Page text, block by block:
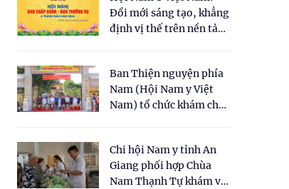
Đổi mới sáng tạo, khẳng
định vị thế trên nền tảng
Ban Thiện nguyện phía
Nam (Hội Nam y Việt
Nam) tổ chức khám chữa
dân tại xã Tân Tập
Chi hội Nam y tỉnh An
Giang phối hợp Chùa
Nam Thạnh Tự khám và